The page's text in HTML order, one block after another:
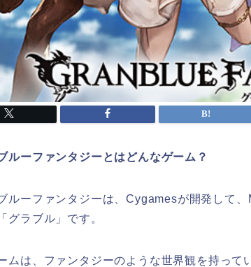
ルーファンタジーとはどんなゲーム？
ルーファンタジーは、Cygamesが開発して
グラブル」です。
ムは、ファンタジーのような世界観を持って